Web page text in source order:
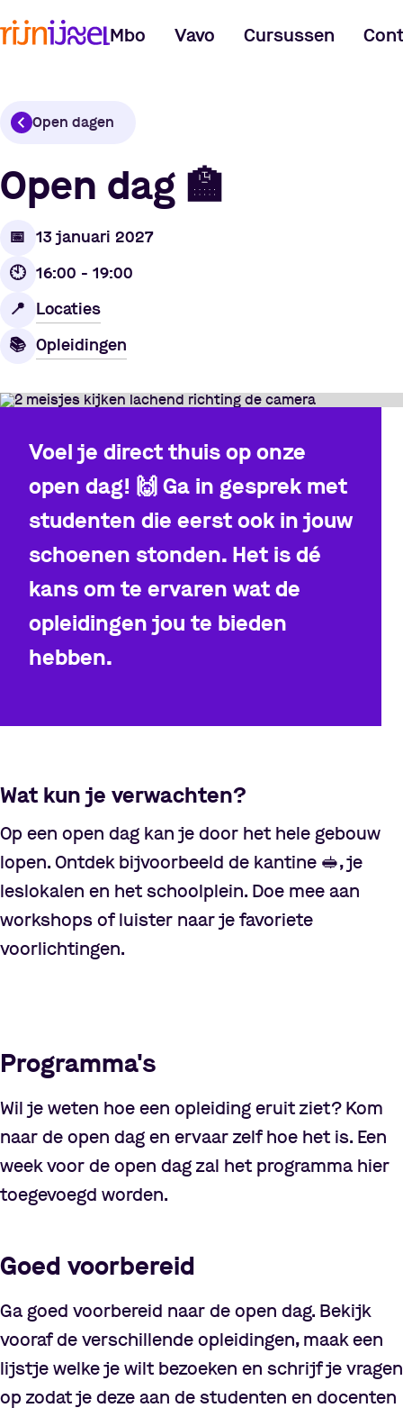
Mbo Vavo Cursussen
Open dagen
Open dag 🏫
📅 13 januari 2027
🕙 16:00 - 19:00
📍 Locaties
📚️️ Opleidingen
Voel je direct thuis op onze
open dag! 🙌 Ga in gesprek met
studenten die eerst ook in jouw
schoenen stonden. Het is dé
kans om te ervaren wat de
opleidingen jou te bieden
hebben.
Wat kun je verwachten?
Op een open dag kan je door het hele gebouw
lopen. Ontdek bijvoorbeeld de kantine 🥪, je
leslokalen en het schoolplein. Doe mee aan
workshops of luister naar je favoriete
voorlichtingen.
Programma's
Wil je weten hoe een opleiding eruit ziet? Kom
naar de open dag en ervaar zelf hoe het is. Een
week voor de open dag zal het programma hier
toegevoegd worden.
Goed voorbereid
Ga goed voorbereid naar de open dag. Bekijk
vooraf de verschillende opleidingen, maak een
lijstje welke je wilt bezoeken en schrijf je vragen
op zodat je deze aan de studenten en docenten